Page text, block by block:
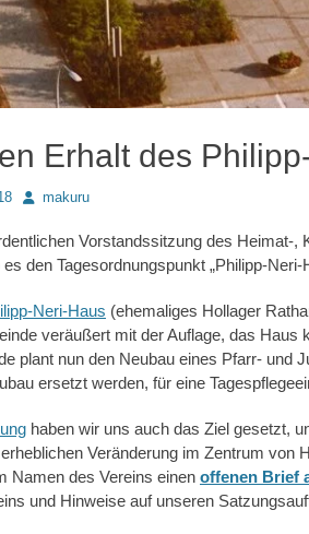
Erhalt des
Autormakuru
Vorstandssitzung des Heimat-,
den Tagesordnungspunkt „Philipp-Neri-
Neri-Haus (ehemaliges Hollager
veräußert mit der Auflage, das
plant nun den Neubau eines Pfarr- und
ersetzt werden, für eine
haben wir uns auch das Ziel gesetzt,
Veränderung im Zentrum
Namen des Vereins einen offenen Brief
und Hinweise auf unseren